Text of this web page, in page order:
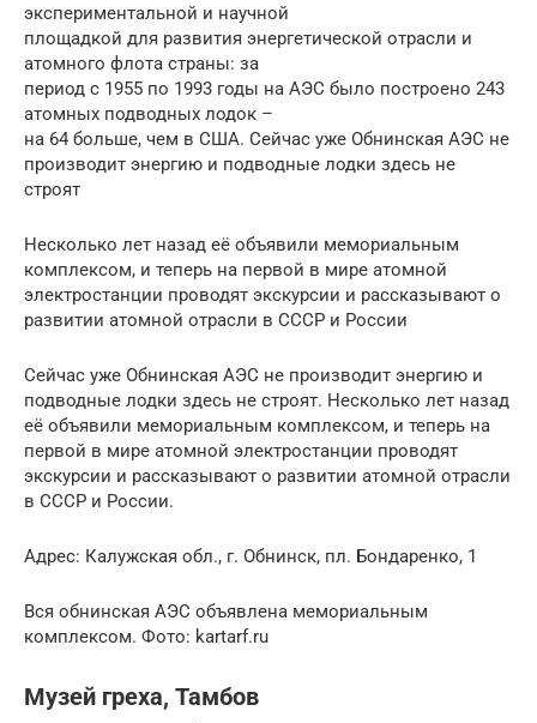
экспериментальной и научной
площадкой для развития энергетической отрасли и
атомного флота страны: за
период с 1955 по 1993 годы на АЭС было построено 243
атомных подводных лодок –
на 64 больше, чем в США. Сейчас уже Обнинская АЭС не
производит энергию и подводные лодки здесь не
строят
Несколько лет назад её объявили мемориальным
комплексом, и теперь на первой в мире атомной
электростанции проводят экскурсии и рассказывают о
развитии атомной отрасли в СССР и России
Сейчас уже Обнинская АЭС не производит энергию и
подводные лодки здесь не строят. Несколько лет назад
её объявили мемориальным комплексом, и теперь на
первой в мире атомной электростанции проводят
экскурсии и рассказывают о развитии атомной отрасли
в СССР и России.
Адрес: Калужская обл., г. Обнинск, пл. Бондаренко, 1
Вся обнинская АЭС объявлена мемориальным
комплексом. Фото: kartarf.ru
Музей греха, Тамбов